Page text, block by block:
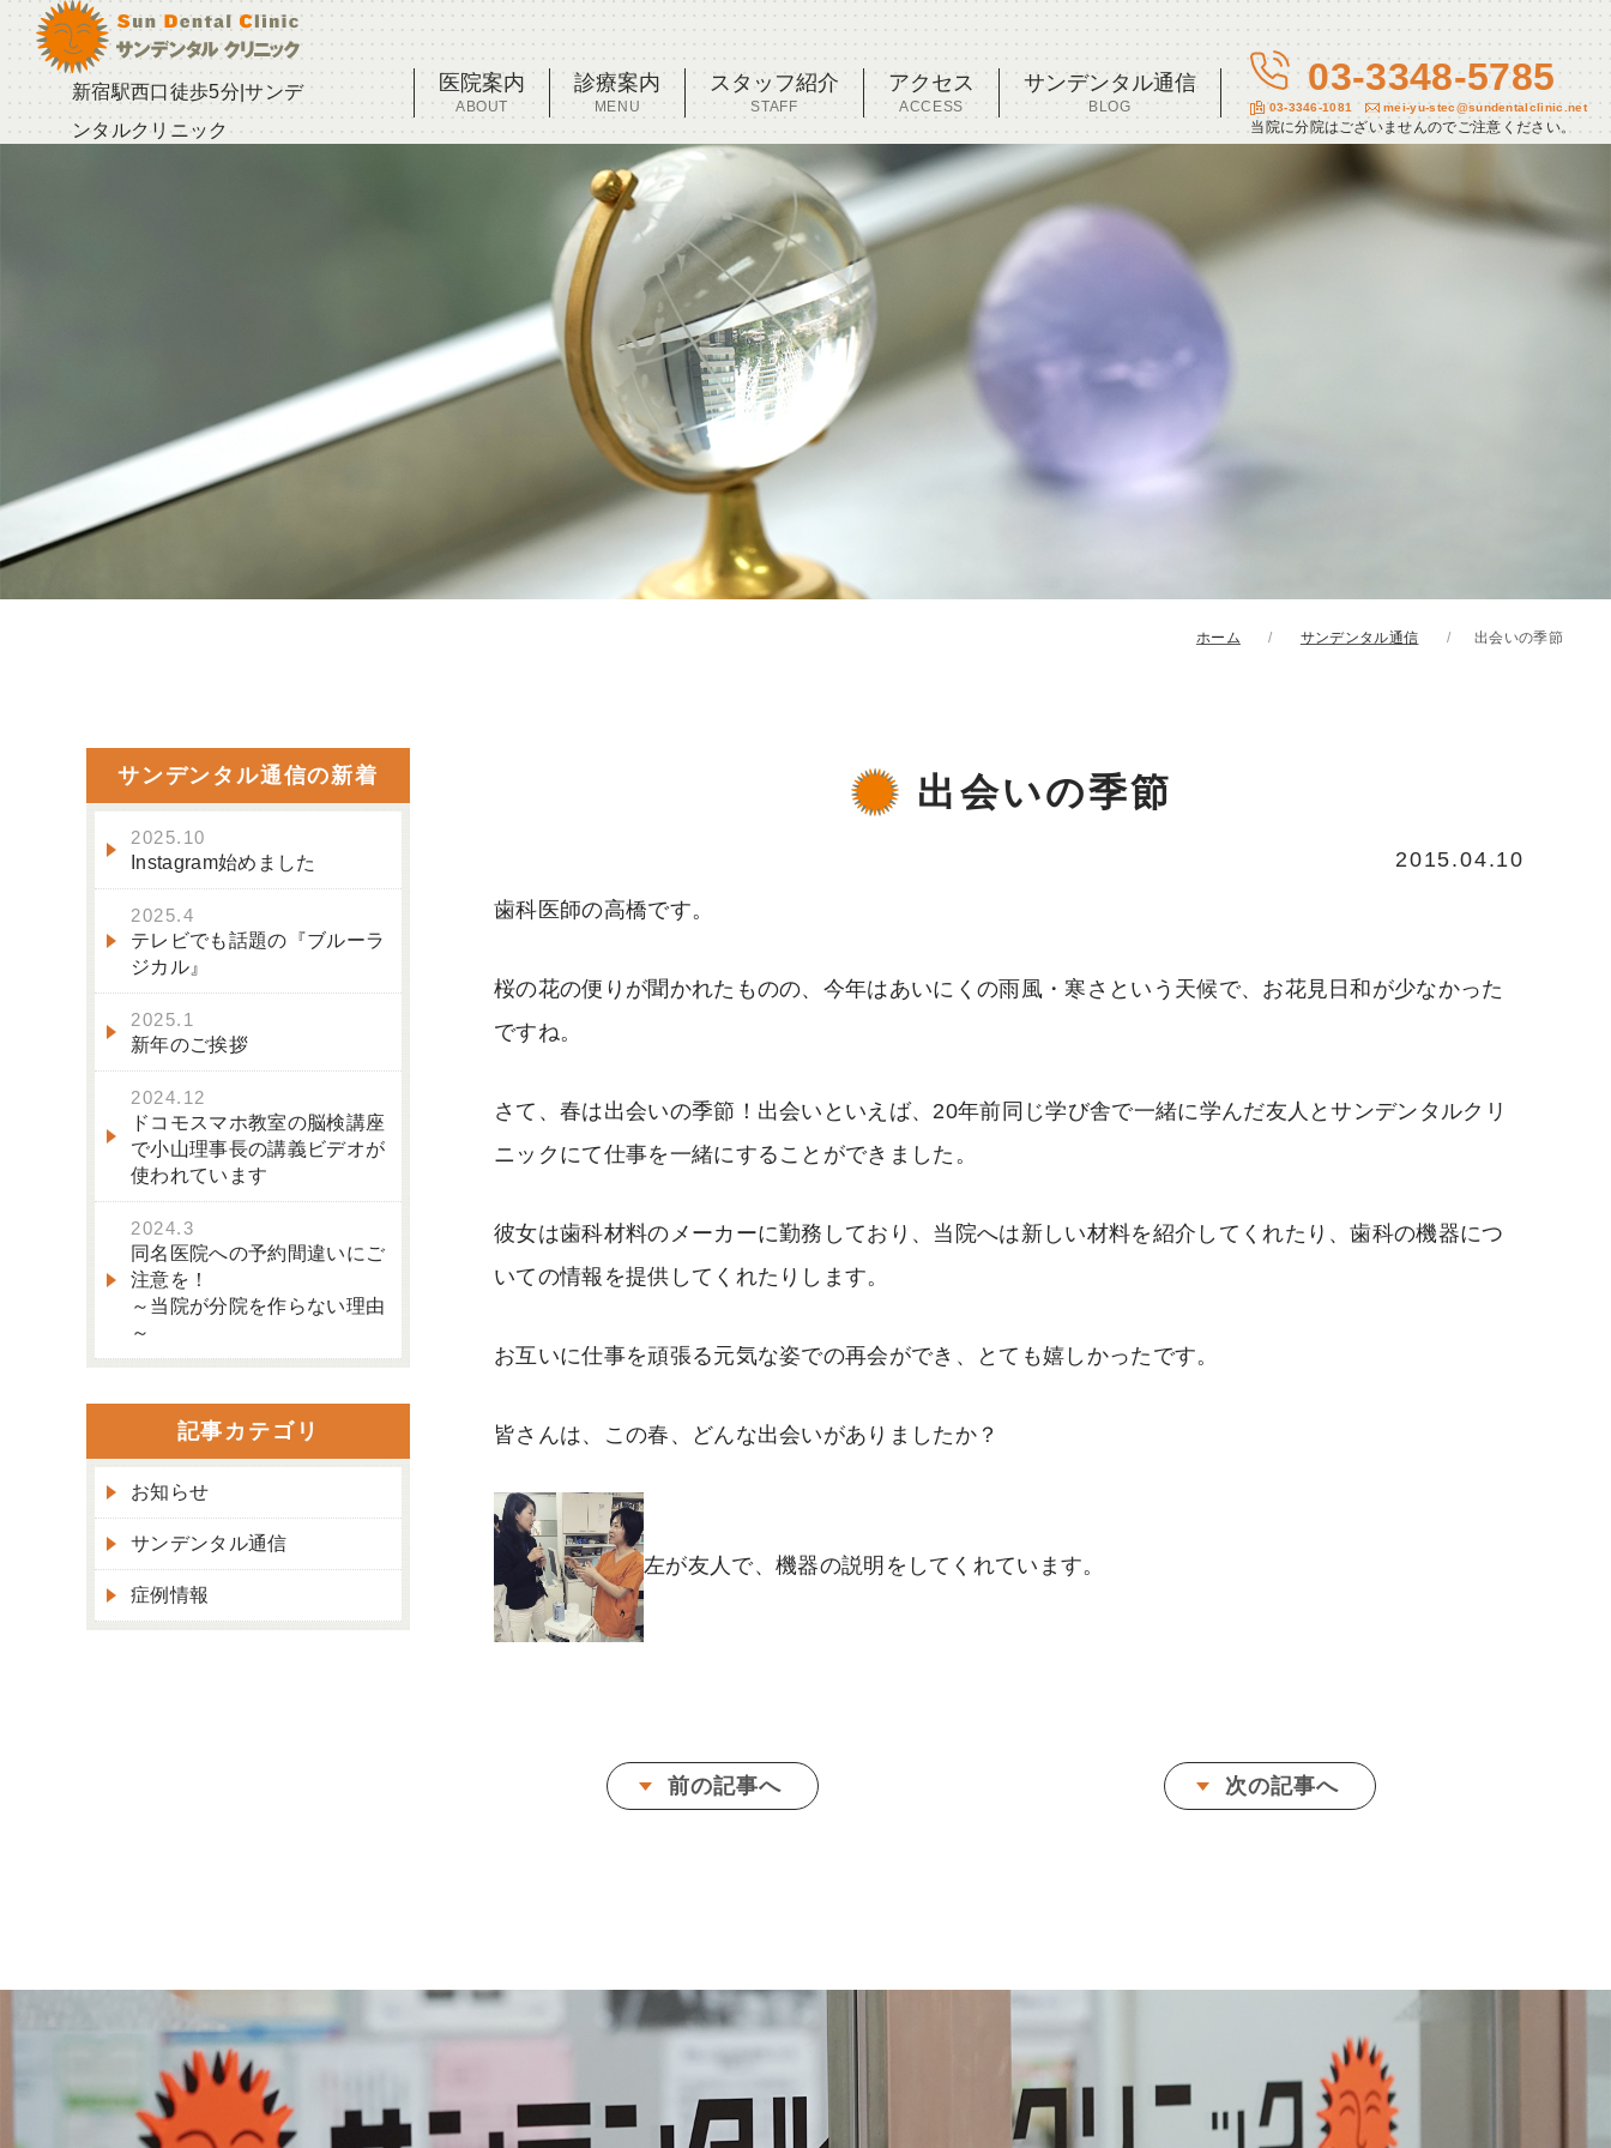
新宿駅西口徒歩5分|サンデ
ンタルクリニック
医院案内
ABOUT
診療案内
MENU
スタッフ紹介
STAFF
アクセス
ACCESS
サンデンタル通信
BLOG
03-3348-5785
03-3346-1081 mei-yu-stec@sundentalclinic.net
当院に分院はございませんのでご注意ください。
ホーム サンデンタル通信 出会いの季節
出会いの季節
2015.04.10
歯科医師の高橋です。
桜の花の便りが聞かれたものの、今年はあいにくの雨風・寒さという天候で、お花見日和が少なかった
ですね。
さて、春は出会いの季節！出会いといえば、20年前同じ学び舎で一緒に学んだ友人とサンデンタルクリ
ニックにて仕事を一緒にすることができました。
彼女は歯科材料のメーカーに勤務しており、当院へは新しい材料を紹介してくれたり、歯科の機器につ
いての情報を提供してくれたりします。
お互いに仕事を頑張る元気な姿での再会ができ、とても嬉しかったです。
皆さんは、この春、どんな出会いがありましたか？
左が友人で、機器の説明をしてくれています。
前の記事へ 次の記事へ
サンデンタル通信の新着
2025.10
Instagram始めました
2025.4
テレビでも話題の『ブルーラ
ジカル』
2025.1
新年のご挨拶
2024.12
ドコモスマホ教室の脳検講座
で小山理事長の講義ビデオが
使われています
2024.3
同名医院への予約間違いにご
注意を！
～当院が分院を作らない理由
～
記事カテゴリ
お知らせ
サンデンタル通信
症例情報